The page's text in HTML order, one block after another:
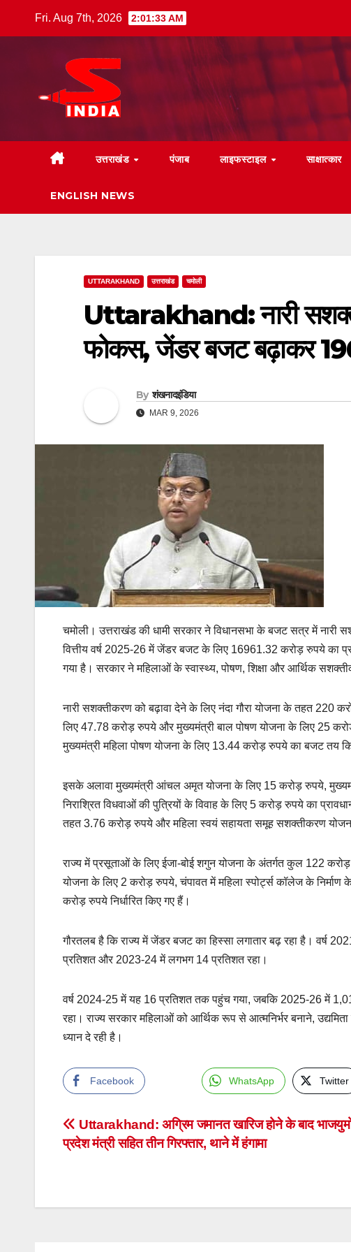
Fri. Aug 7th, 2026 2:01:35 AM
उत्तराखंड पंजाब लाइफस्टाइल साक्षात्कार
ENGLISH NEWS
UTTARAKHAND उत्तराखंड चमोली
Uttarakhand: नारी
फोकस, जेंडर बजट बढ़ाकर
By शंखनादइंडिया
MAR 9, 2026
चमोली। उत्तराखंड की धामी सरकार ने विधानसभा के बजट सत्र में
वित्तीय वर्ष 2025-26 में जेंडर बजट के लिए 16961.32 करोड़ रुपये का
गया है। सरकार ने महिलाओं के स्वास्थ्य, पोषण, शिक्षा और आर्थिक
नारी सशक्तीकरण को बढ़ावा देने के लिए नंदा गौरा योजना के तहत 220
लिए 47.78 करोड़ रुपये और मुख्यमंत्री बाल पोषण योजना के लिए 25
मुख्यमंत्री महिला पोषण योजना के लिए 13.44 करोड़ रुपये का बजट तय
इसके अलावा मुख्यमंत्री आंचल अमृत योजना के लिए 15 करोड़ रुपये,
निराश्रित विधवाओं की पुत्रियों के विवाह के लिए 5 करोड़ रुपये का
तहत 3.76 करोड़ रुपये और महिला स्वयं सहायता समूह सशक्तीकरण
राज्य में प्रसूताओं के लिए ईजा-बोई शगुन योजना के अंतर्गत कुल 122
योजना के लिए 2 करोड़ रुपये, चंपावत में महिला स्पोर्ट्स कॉलेज के
करोड़ रुपये निर्धारित किए गए हैं।
गौरतलब है कि राज्य में जेंडर बजट का हिस्सा लगातार बढ़ रहा है। वर्ष
प्रतिशत और 2023-24 में लगभग 14 प्रतिशत रहा।
वर्ष 2024-25 में यह 16 प्रतिशत तक पहुंच गया, जबकि 2025-26 में
रहा। राज्य सरकार महिलाओं को आर्थिक रूप से आत्मनिर्भर बनाने,
ध्यान दे रही है।
Facebook WhatsApp Twitter
Post
navigation
Uttarakhand: अग्रिम जमानत खारिज होने के बाद
प्रदेश मंत्री सहित तीन गिरफ्तार, थाने में हंगामा